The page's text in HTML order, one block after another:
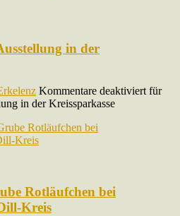
in der
Kommentare deaktiviertfür
in der Kreissparkasse
Rotläufchen bei
Kreis